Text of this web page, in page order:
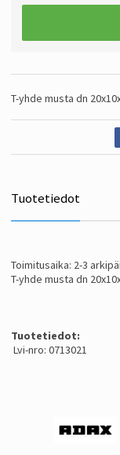
T-yhde musta dn
Tuotetiedot
Toimitusaika: 2-3
T-yhde musta dn
Tuotetiedot:
Lvi-nro: 0713021